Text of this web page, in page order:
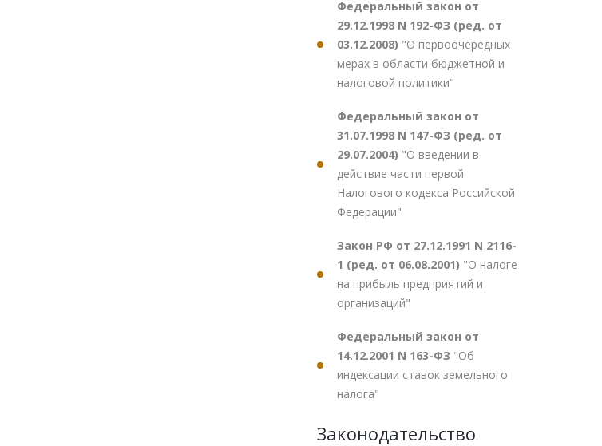
Федеральный закон от
29.12.1998 N 192-ФЗ (ред. от
03.12.2008) "О первоочередных
мерах в области бюджетной и
налоговой политики"
Федеральный закон от
31.07.1998 N 147-ФЗ (ред. от
29.07.2004) "О введении в
действие части первой
Налогового кодекса Российской
Федерации"
Закон РФ от 27.12.1991 N 2116-
1 (ред. от 06.08.2001) "О налоге
на прибыль предприятий и
организаций"
Федеральный закон от
14.12.2001 N 163-ФЗ "Об
индексации ставок земельного
налога"
Законодательство